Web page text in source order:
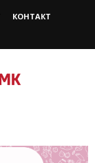
КОНТАКТ